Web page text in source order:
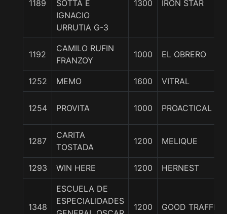
1189
SOTTA E
IGNACIO
URRUTIA G-3
1300 IRON STAR
1192
CAMILO RUFIN
FRANZOY
1000 EL OBRERO
1252 MEMO 1600 VITRAL
1254 PROVITA 1000 PROACTICAL
1287
CARITA
TOSTADA
1200 MELIQUE
1293 WIN HERE 1200 HERNEST
1348
ESCUELA DE
ESPECIALIDADES
1200 GOOD TRAFFIC